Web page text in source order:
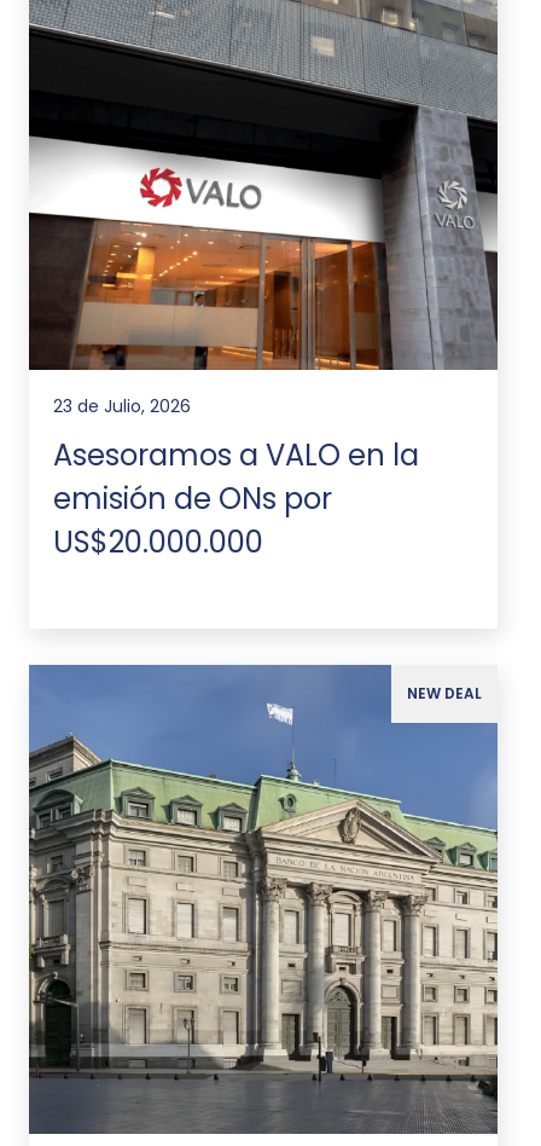
23 de Julio, 2026
Asesoramos a VALO en la
emisión de ONs por
US$20.000.000
NEW DEAL